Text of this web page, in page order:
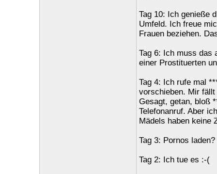
Tag 10: Ich genieße
Umfeld. Ich freue
Frauen beziehen.
Tag 6: Ich muss das
einer Prostituerten
Tag 4: Ich rufe mal
vorschieben. Mir
Gesagt, getan, bloß
Telefonanruf. Aber
Mädels haben keine
Tag 3: Pornos
Tag 2: Ich tue es :-(